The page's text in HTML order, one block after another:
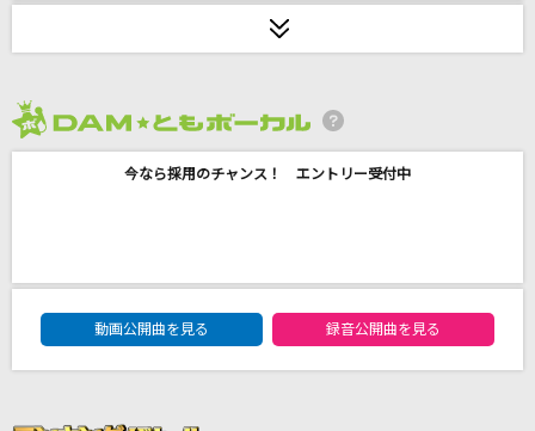
[生音]乙女座宮
夜半の雨
今なら採用のチャンス！ エントリー受付中
DAM★ともボーカルエントリーランキング
動画公開曲を見る
録音公開曲を見る